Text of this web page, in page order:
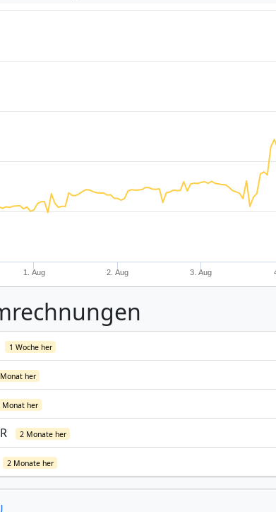
1. Aug 2. Aug 3. Aug
1 Woche her
her
Monat her
2 Monate her
2 Monate her